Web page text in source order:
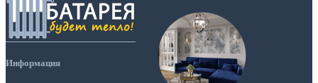
Информация